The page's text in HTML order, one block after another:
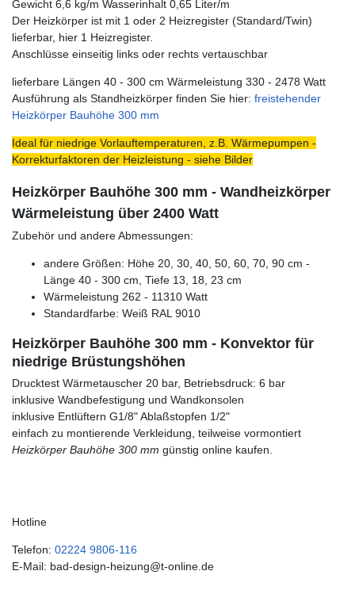
Gewicht 6,6 kg/m Wasserinhalt 0,65 Liter/m
Der Heizkörper ist mit 1 oder 2 Heizregister (Standard/Twin)
lieferbar, hier 1 Heizregister.
Anschlüsse einseitig links oder rechts vertauschbar
lieferbare Längen 40 - 300 cm Wärmeleistung 330 - 2478 Watt
Ausführung als Standheizkörper finden Sie hier: freistehender
Heizkörper Bauhöhe 300 mm
Ideal für niedrige Vorlauftemperaturen, z.B. Wärmepumpen -
Korrekturfaktoren der Heizleistung - siehe Bilder
Heizkörper Bauhöhe 300 mm - Wandheizkörper
Wärmeleistung über 2400 Watt
Zubehör und andere Abmessungen:
andere Größen: Höhe 20, 30, 40, 50, 60, 70, 90 cm -
Länge 40 - 300 cm, Tiefe 13, 18, 23 cm
Wärmeleistung 262 - 11310 Watt
Standardfarbe: Weiß RAL 9010
Heizkörper Bauhöhe 300 mm - Konvektor für
niedrige Brüstungshöhen
Drucktest Wärmetauscher 20 bar, Betriebsdruck: 6 bar
inklusive Wandbefestigung und Wandkonsolen
inklusive Entlüftern G1/8" Ablaßstopfen 1/2"
einfach zu montierende Verkleidung, teilweise vormontiert
Heizkörper Bauhöhe 300 mm günstig online kaufen.
Hotline
Telefon: 02224 9806-116
E-Mail: bad-design-heizung@t-online.de